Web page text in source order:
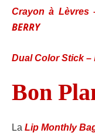
Crayon à Lèvres
BERRY
Dual Color Stick –
Bon
La Lip Monthly